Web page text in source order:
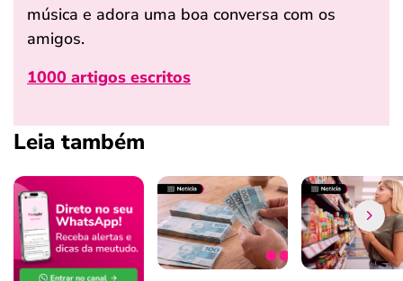
música e adora uma boa conversa com os
amigos.
1000 artigos escritos
Leia também